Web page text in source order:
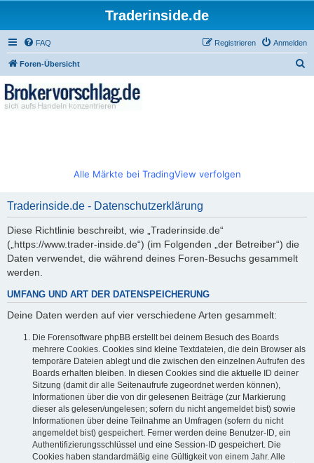
Traderinside.de
FAQ Anmelden
Registrieren
Foren-Übersicht
Alle Märkte bei TradingView verfolgen
Traderinside.de - Datenschutzerklärung
Diese Richtlinie beschreibt, wie „Traderinside.de“
(„https://www.trader-inside.de“) (im Folgenden „der Betreiber“) die
Daten verwendet, die während deines Foren-Besuchs gesammelt
werden.
UMFANG UND ART DER DATENSPEICHERUNG
Deine Daten werden auf vier verschiedene Arten gesammelt:
Die Forensoftware phpBB erstellt bei deinem Besuch des Boards
mehrere Cookies. Cookies sind kleine Textdateien, die dein Browser als
temporäre Dateien ablegt und die zwischen den einzelnen Aufrufen des
Boards erhalten bleiben. In diesen Cookies sind die aktuelle ID deiner
Sitzung (damit dir alle Seitenaufrufe zugeordnet werden können),
Informationen über die von dir gelesenen Beiträge (zur Markierung
dieser als gelesen/ungelesen; sofern du nicht angemeldet bist) sowie
Informationen über deine Teilnahme an Umfragen (sofern du nicht
angemeldet bist) gespeichert. Ferner werden deine Benutzer-ID, ein
Authentifizierungsschlüssel und eine Session-ID gespeichert. Die
Cookies haben standardmäßig eine Gültigkeit von einem Jahr. Alle